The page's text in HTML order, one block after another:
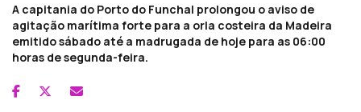
A capitania do Porto do Funchal prolongou o aviso de
agitação marítima forte para a orla costeira da Madeira
emitido sábado até a madrugada de hoje para as 06:00
horas de segunda-feira.